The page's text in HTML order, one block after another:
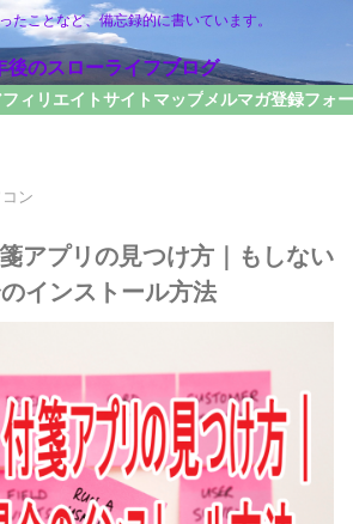
たことなど、備忘録的に書いています。
ィリエイトサイトマップメルマガ登録フォ
ン
アプリの見つけ方｜もしない
インストール方法